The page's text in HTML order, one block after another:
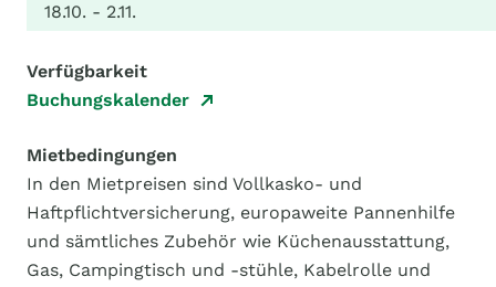
18.10. - 2.11.
Verfügbarkeit
Buchungskalender
Mietbedingungen
In den Mietpreisen sind Vollkasko- und
Haftpflichtversicherung, europaweite Pannenhilfe
und sämtliches Zubehör wie Küchenausstattung,
Gas, Campingtisch und -stühle, Kabelrolle und